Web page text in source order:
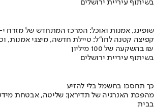
בשיתוף עיריית ירושלים
שופינג, אמנות ואוכל: המרכז המתחדש של מזרח
קפיצה קטנה לחו"ל: טיילת חדשה, מיצגי אמנות,
בהשקעה של 100 מיליון ₪
בשיתוף עיריית ירושלים
כך תחסכו בחשמל בלי להזיע
מהפכת האנרגיה של תדיראן: שליטה, אבטחת
בבית